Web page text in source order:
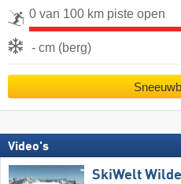
0 van 100 km piste open
- cm (berg)
Video's
SkiWelt